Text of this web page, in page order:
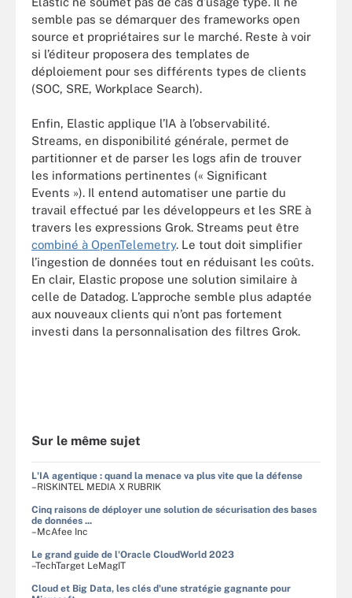
semble pas se démarquer des frameworks open
source et propriétaires sur le marché. Reste à voir
si l’éditeur proposera des templates de
déploiement pour ses différents types de clients
(SOC, SRE, Workplace Search).
Enfin, Elastic applique l’IA à l’observabilité.
Streams, en disponibilité générale, permet de
partitionner et de parser les logs afin de trouver
les informations pertinentes (« Significant
Events »). Il entend automatiser une partie du
travail effectué par les développeurs et les SRE à
travers les expressions Grok. Streams peut être
combiné à OpenTelemetry. Le tout doit simplifier
l’ingestion de données tout en réduisant les coûts.
En clair, Elastic propose une solution similaire à
celle de Datadog. L’approche semble plus adaptée
aux nouveaux clients qui n’ont pas fortement
investi dans la personnalisation des filtres Grok.
Sur le même sujet
L'IA agentique : quand la menace va plus vite que la défense
–RISKINTEL MEDIA X RUBRIK
Cinq raisons de déployer une solution de sécurisation des bases
de données ...
–McAfee Inc
Le grand guide de l'Oracle CloudWorld 2023
–TechTarget LeMagIT
Cloud et Big Data, les clés d'une stratégie gagnante pour